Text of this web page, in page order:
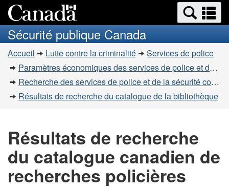
au
contenu
principal
à
la
version
HTML
simplifiée
Recherche
et
menus
et
Sécurité publique Canada
Vous
êtes
ici
Accueil Lutte contre la criminalité
Services de police
Paramètres économiques des services de police et de la sécurité communautaire
Recherche des services de police et de la sécurité communautaire
Résultats de recherche du catalogue de la bibliothèque
Résultats de recherche
du catalogue canadien de
recherches policières